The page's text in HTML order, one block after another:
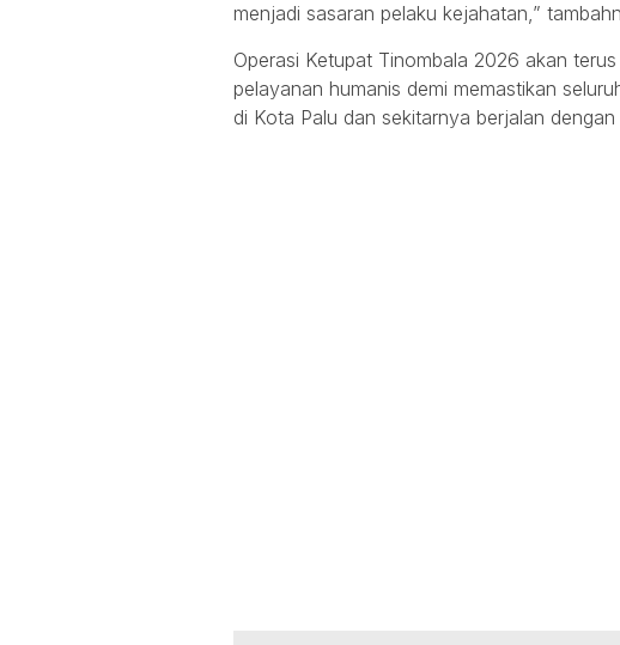
menjadi sasaran pelaku kejahatan,”
Operasi Ketupat Tinombala 2026 akan
pelayanan humanis demi memastikan
di Kota Palu dan sekitarnya berjalan